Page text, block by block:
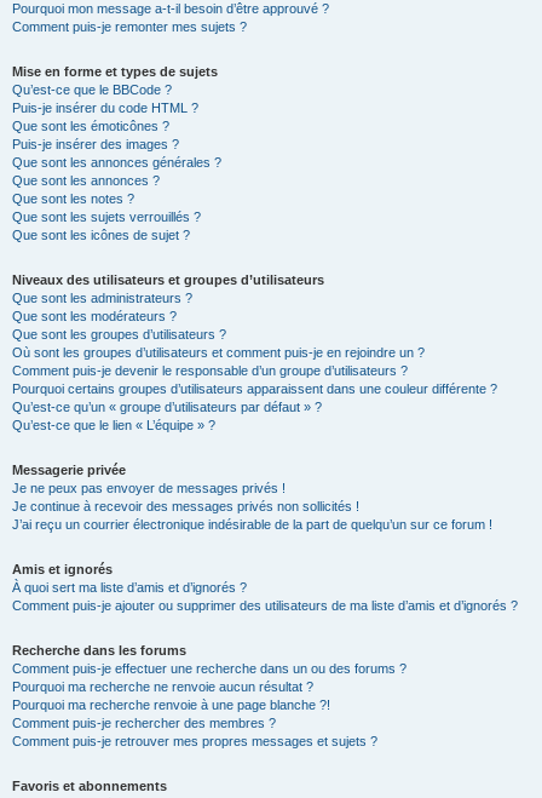
Pourquoi mon message a-t-il besoin d’être approuvé ?
Comment puis-je remonter mes sujets ?
Mise en forme et types de sujets
Qu’est-ce que le BBCode ?
Puis-je insérer du code HTML ?
Que sont les émoticônes ?
Puis-je insérer des images ?
Que sont les annonces générales ?
Que sont les annonces ?
Que sont les notes ?
Que sont les sujets verrouillés ?
Que sont les icônes de sujet ?
Niveaux des utilisateurs et groupes d’utilisateurs
Que sont les administrateurs ?
Que sont les modérateurs ?
Que sont les groupes d’utilisateurs ?
Où sont les groupes d’utilisateurs et comment puis-je en rejoindre un ?
Comment puis-je devenir le responsable d’un groupe d’utilisateurs ?
Pourquoi certains groupes d’utilisateurs apparaissent dans une couleur différente ?
Qu’est-ce qu’un « groupe d’utilisateurs par défaut » ?
Qu’est-ce que le lien « L’équipe » ?
Messagerie privée
Je ne peux pas envoyer de messages privés !
Je continue à recevoir des messages privés non sollicités !
J’ai reçu un courrier électronique indésirable de la part de quelqu’un sur ce forum !
Amis et ignorés
À quoi sert ma liste d’amis et d’ignorés ?
Comment puis-je ajouter ou supprimer des utilisateurs de ma liste d’amis et d’ignorés ?
Recherche dans les forums
Comment puis-je effectuer une recherche dans un ou des forums ?
Pourquoi ma recherche ne renvoie aucun résultat ?
Pourquoi ma recherche renvoie à une page blanche ?!
Comment puis-je rechercher des membres ?
Comment puis-je retrouver mes propres messages et sujets ?
Favoris et abonnements